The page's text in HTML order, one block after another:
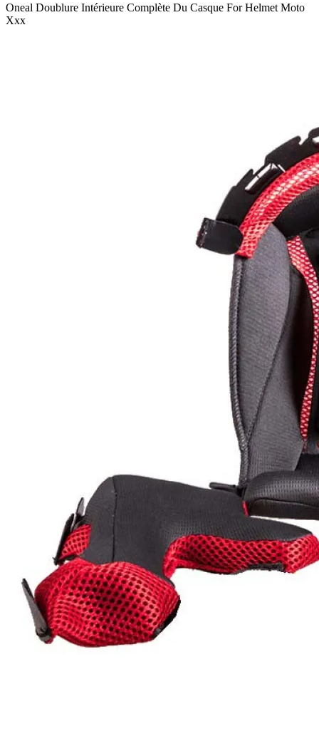
Oneal Doublure Intérieure Complète Du Casque For Helmet Moto
Xxx